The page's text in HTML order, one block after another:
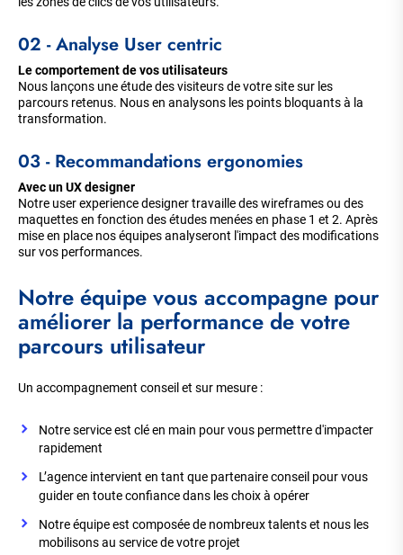
02 - Analyse User centric
Le comportement de vos utilisateurs
Nous lançons une étude des visiteurs de votre site sur les
parcours retenus. Nous en analysons les points bloquants à la
transformation.
03 - Recommandations ergonomies
Avec un UX designer
Notre user experience designer travaille des wireframes ou des
maquettes en fonction des études menées en phase 1 et 2. Après
mise en place nos équipes analyseront l'impact des modifications
sur vos performances.
Notre équipe vous accompagne pour
améliorer la performance de votre
parcours utilisateur
Un accompagnement conseil et sur mesure :
Notre service est clé en main pour vous permettre d'impacter
rapidement
L’agence intervient en tant que partenaire conseil pour vous
guider en toute confiance dans les choix à opérer
Notre équipe est composée de nombreux talents et nous les
mobilisons au service de votre projet